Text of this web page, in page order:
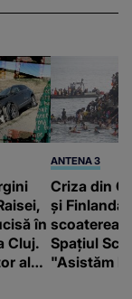
în
Cluj.
al
ANTENA 3
Criza din
și Finlanda
scoaterea
Spațiul
"Asistăm